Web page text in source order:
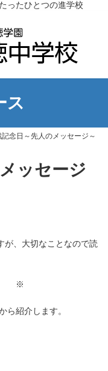
ったひとつの進学校
ス
記念日～先人のメッセージ～
ッセージ
が、大切なことなので読
※
ら紹介します。